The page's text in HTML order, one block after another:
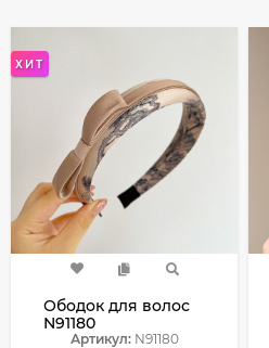
ХИТ
Ободок для волос
N91180
Артикул:N91180